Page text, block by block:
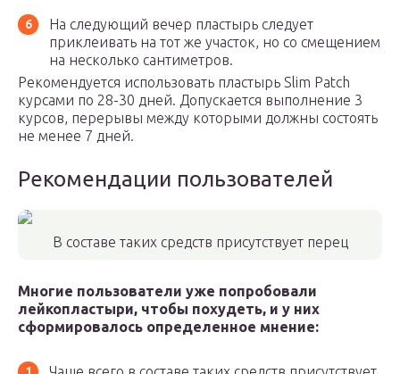
На следующий вечер пластырь следует
приклеивать на тот же участок, но со смещением
на несколько сантиметров.
Рекомендуется использовать пластырь Slim Patch
курсами по 28-30 дней. Допускается выполнение 3
курсов, перерывы между которыми должны состоять
не менее 7 дней.
Рекомендации пользователей
В составе таких средств присутствует перец
Многие пользователи уже попробовали
лейкопластыри, чтобы похудеть, и у них
сформировалось определенное мнение: